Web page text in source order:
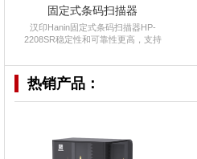
固定式条码扫描器
汉印Hanin固定式条码扫描器HP-
2208SR稳定性和可靠性更高，支持
热销产品：